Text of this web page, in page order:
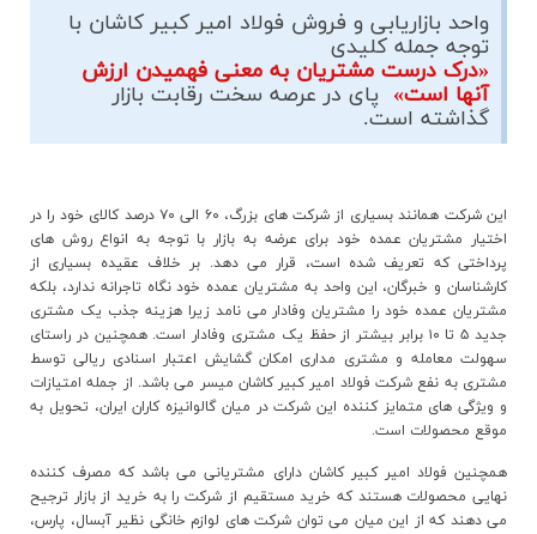
روابط عمومی
فروش و مشتریان
نظرسنجی ها
واحد مالی
اخبار
واحد بازاریابی و فروش فولاد امیر کبیر کاشان با
توجه جمله کلیدی
«درک درست مشتریان به معنی فهمیدن ارزش
آنها است» پای در عرصه سخت رقابت بازار
گذاشته است.
این شرکت همانند بسیاری از شرکت های بزرگ، ۶۰ الی ۷۰ درصد کالای خود را در
اختیار مشتریان عمده خود برای عرضه به بازار با توجه به انواع روش های
پرداختی که تعریف شده است، قرار می دهد. بر خلاف عقیده بسیاری از
کارشناسان و خبرگان، این واحد به مشتریان عمده خود نگاه تاجرانه ندارد، بلکه
مشتریان عمده خود را مشتریان وفادار می نامد زیرا هزینه جذب یک مشتری
جدید ۵ تا ۱۰ برابر بیشتر از حفظ یک مشتری وفادار است. همچنین در راستای
سهولت معامله و مشتری مداری امکان گشایش اعتبار اسنادی ریالی توسط
مشتری به نفع شرکت فولاد امیر کبیر کاشان میسر می باشد. از جمله امتیازات
و ویژگی های متمایز کننده این شرکت در میان گالوانیزه کاران ایران، تحویل به
موقع محصولات است.
همچنین فولاد امیر کبیر کاشان دارای مشتریانی می باشد که مصرف کننده
نهایی محصولات هستند که خرید مستقیم از شرکت را به خرید از بازار ترجیح
می دهند که از این میان می توان شرکت های لوازم خانگی نظیر آبسال، پارس،